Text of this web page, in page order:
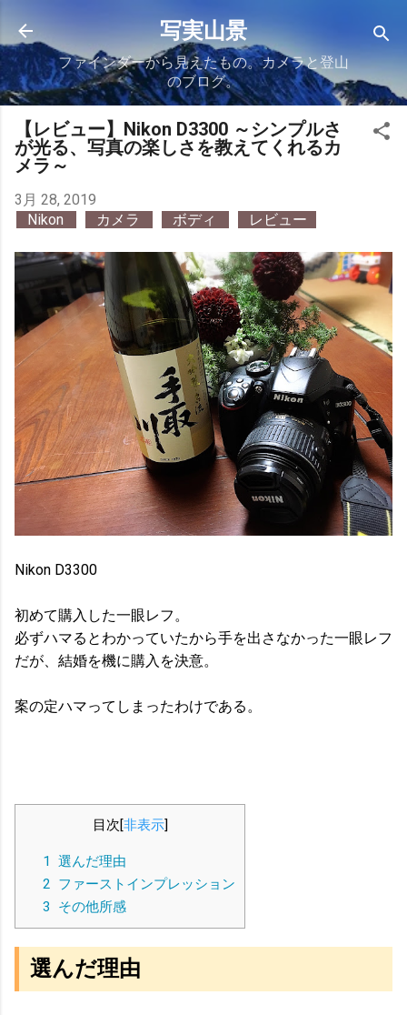
スキップしてメイン コンテンツに移動
写実山景
ファインダーから見えたもの。カメラと登山
のブログ。
【レビュー】Nikon D3300 ～シンプルさ
が光る、写真の楽しさを教えてくれるカ
メラ～
3月 28, 2019
Nikon
カメラ ボディ レビュー
Nikon D3300
初めて購入した一眼レフ。
必ずハマるとわかっていたから手を出さなかった一眼レフ
だが、結婚を機に購入を決意。
案の定ハマってしまったわけである。
目次[非表示]
1 選んだ理由
2 ファーストインプレッション
3
その他所感
選んだ理由